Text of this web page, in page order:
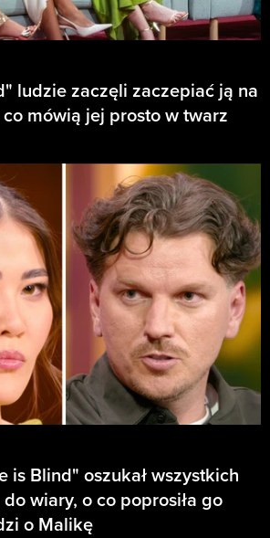
ludzie zaczęli zaczepiać ją na
mówią jej prosto w twarz
is Blind" oszukał wszystkich
wiary, o co poprosiła go
o Malikę